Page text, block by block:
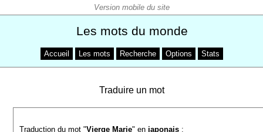
Les mots du monde
Accueil Les mots Recherche Options Stats
Traduire un mot
Traduction du mot "Vierge Marie" en japonais :